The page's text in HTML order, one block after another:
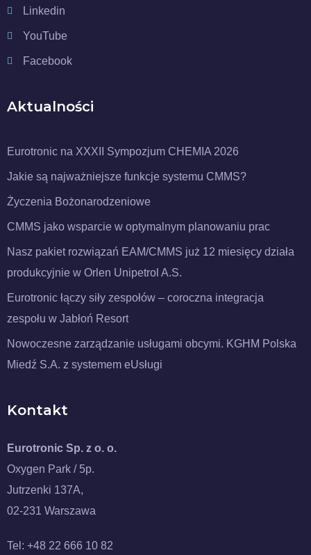
Linkedin
YouTube
Facebook
Aktualności
Eurotronic na XXXII Sympozjum CHEMIA 2026
Jakie są najważniejsze funkcje systemu CMMS?
Życzenia Bożonarodzeniowe
CMMS jako wsparcie w optymalnym planowaniu prac
Nasz pakiet rozwiązań EAM/CMMS już 12 miesięcy działa
produkcyjnie w Orlen Unipetrol A.S.
Eurotronic łączy siły zespołów – coroczna integracja
zespołu w Jabłoń Resort
Nowoczesne zarządzanie usługami obcymi. KGHM Polska
Miedź S.A. z systemem eUsługi
Kontakt
Eurotronic Sp. z o. o.
Oxygen Park / 5p.
Jutrzenki 137A,
02-231 Warszawa
Tel: +48 22 666 10 82